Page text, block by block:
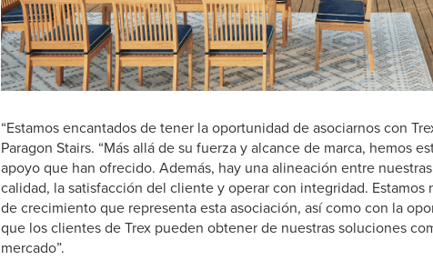
“Estamos encantados de tener la oportunidad de asociarnos con
Paragon Stairs. “Más allá de su fuerza y alcance de marca, hemos
apoyo que han ofrecido. Además, hay una alineación entre
calidad, la satisfacción del cliente y operar con integridad.
de crecimiento que representa esta asociación, así como con la
que los clientes de Trex pueden obtener de nuestras soluciones
mercado”.